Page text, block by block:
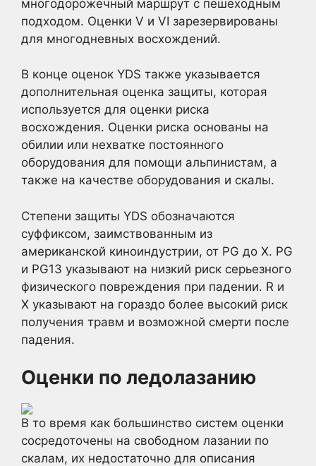
многодорожечный маршрут с пешеходным
подходом. Оценки V и VI зарезервированы
для многодневных восхождений.
В конце оценок YDS также указывается
дополнительная оценка защиты, которая
используется для оценки риска
восхождения. Оценки риска основаны на
обилии или нехватке постоянного
оборудования для помощи альпинистам, а
также на качестве оборудования и скалы.
Степени защиты YDS обозначаются
суффиксом, заимствованным из
американской киноиндустрии, от PG до X. PG
и PG13 указывают на низкий риск серьезного
физического повреждения при падении. R и
X указывают на гораздо более высокий риск
получения травм и возможной смерти после
падения.
Оценки по ледолазанию
В то время как большинство систем оценки
сосредоточены на свободном лазании по
скалам, их недостаточно для описания